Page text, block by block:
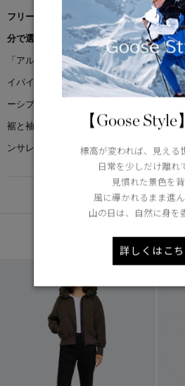
フリースのトップレイヤーとしても、ア
分で選べる一着。
「アルバーニ リバーシブル フリース ボン
イパイルフリースと、コットンナイロン
ーシブル仕様で、2つの表情を楽しめます
裾と袖口を絞ったボリューム感のあるシル
ンサレーション入りで、暖かさと快適な着
DETAIL
【Goose Style
標高が変われば、見える
日常を少しだけ離れ
見慣れた景色を背
風に導かれるまま進ん
山の日は、自然に身を
詳しくはこ